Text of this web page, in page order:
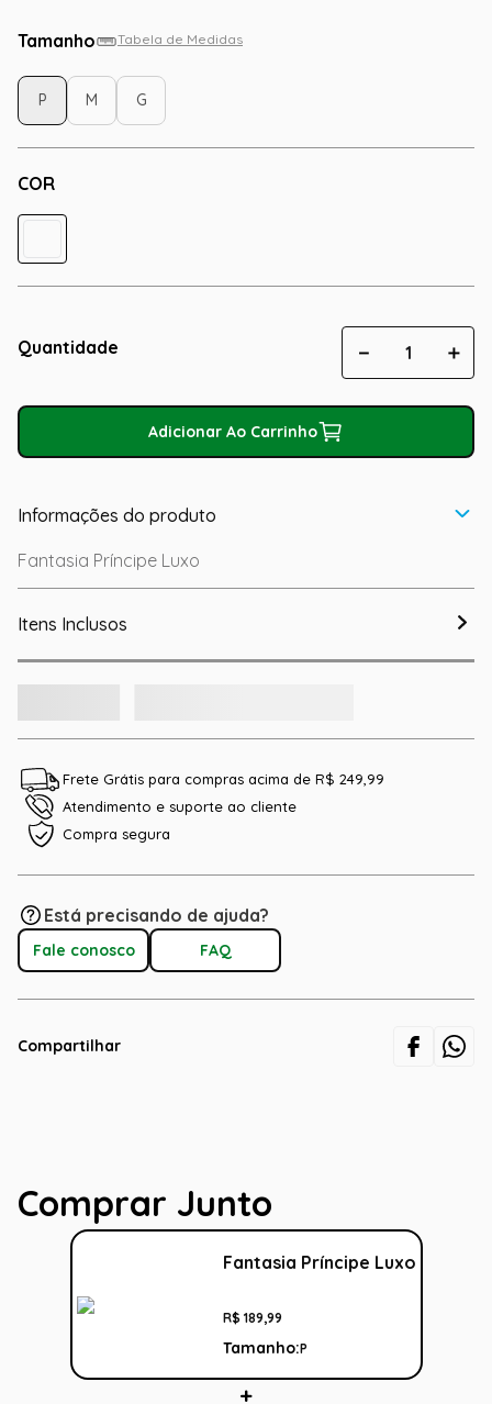
Tamanho Tabela de Medidas
COR
P M G
Quantidade ＋
－
Adicionar Ao Carrinho
Informações do produto
Fantasia Príncipe Luxo
Itens Inclusos
Frete Grátis para compras acima de R$ 249,99
Atendimento e suporte ao cliente
Compra segura
Está precisando de ajuda?
Fale conosco FAQ
Compartilhar
Comprar Junto
Fantasia Príncipe Luxo
R$ 189,99
Tamanho:P